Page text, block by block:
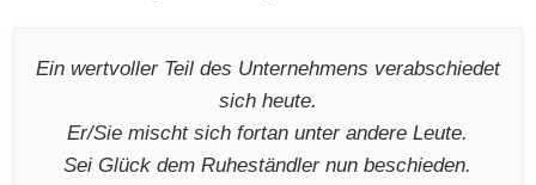
Ein wertvoller Teil des Unternehmens verabschiedet
sich heute.
Er/Sie mischt sich fortan unter andere Leute.
Sei Glück dem Ruheständler nun beschieden.